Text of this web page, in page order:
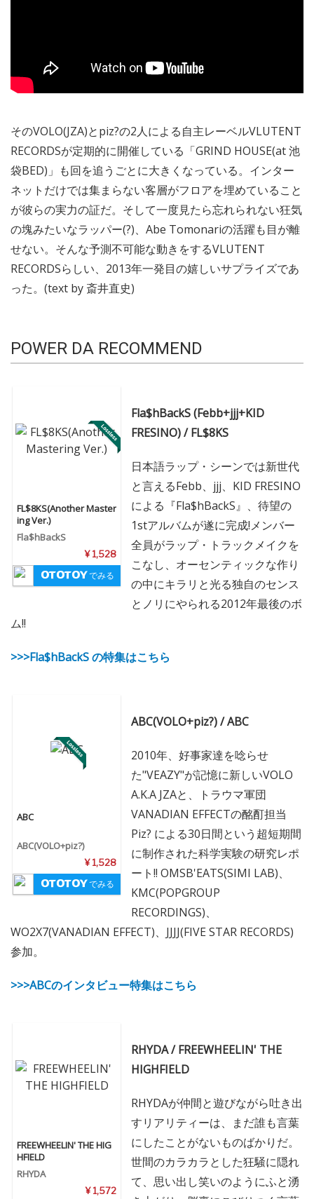
そのVOLO(JZA)とpiz?の2人による自主レーベルVLUTENT
RECORDSが定期的に開催している「GRIND HOUSE(at 池
袋BED)」も回を追うごとに大きくなっている。インター
ネットだけでは集まらない客層がフロアを埋めていること
が彼らの実力の証だ。そして一度見たら忘れられない狂気
の塊みたいなラッパー(?)、Abe Tomonariの活躍も目が離
せない。そんな予測不可能な動きをするVLUTENT
RECORDSらしい、2013年一発目の嬉しいサプライズであ
った。(text by 斎井直史)
POWER DA RECOMMEND
FL$8KS(Another Master
ing Ver.)
Fla$hBackS
¥ 1,528
でみる
Fla$hBackS (Febb+jjj+KID
FRESINO) / FL$8KS
日本語ラップ・シーンでは新世代
と言えるFebb、jjj、KID FRESINO
による『Fla$hBackS』、待望の
1stアルバムが遂に完成!メンバー
全員がラップ・トラックメイクを
こなし、オーセンティックな作り
の中にキラリと光る独自のセンス
とノリにやられる2012年最後のボ
ム!!
>>>Fla$hBackS の特集はこちら
ABC
ABC(VOLO+piz?)
¥ 1,528
でみる
ABC(VOLO+piz?) / ABC
2010年、好事家達を唸らせ
た"VEAZY"が記憶に新しいVOLO
A.K.A JZAと、トラウマ軍団
VANADIAN EFFECTの酩酊担当
Piz? による30日間という超短期間
に制作された科学実験の研究レポ
ート!! OMSB'EATS(SIMI LAB)、
KMC(POPGROUP
RECORDINGS)、
WO2X7(VANADIAN EFFECT)、JJJJ(FIVE STAR RECORDS)
参加。
>>>ABCのインタビュー特集はこちら
FREEWHEELIN' THE HIG
HFIELD
RHYDA
¥ 1,572
RHYDA / FREEWHEELIN' THE
HIGHFIELD
RHYDAが仲間と遊びながら吐き出
すリアリティーは、まだ誰も言葉
にしたことがないものばかりだ。
世間のカラカラとした狂騒に隠れ
て、思い出し笑いのようにふと湧